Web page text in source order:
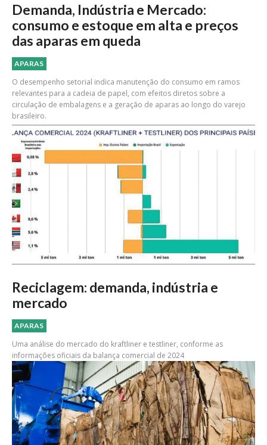
Demanda, Indústria e Mercado:
consumo e estoque em alta e preços
das aparas em queda
APARAS
O desempenho setorial indica manutenção do consumo em ramos
relevantes para a cadeia de papel, com efeitos diretos sobre a
circulação de embalagens e a geração de aparas ao longo do varejo
brasileiro.
Reciclagem: demanda, indústria e
mercado
APARAS
Uma análise do mercado do kraftliner e testliner, conforme as
informações oficiais da balança comercial de 2024